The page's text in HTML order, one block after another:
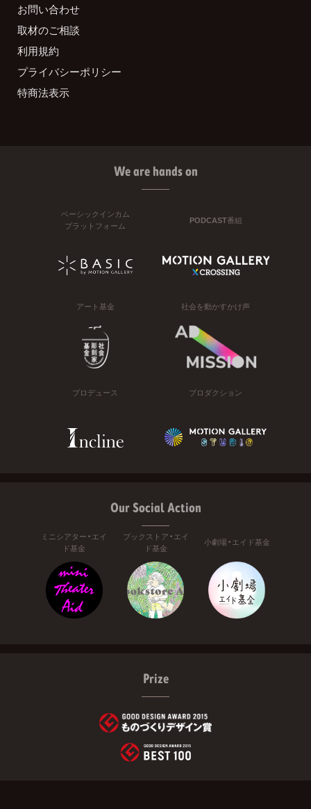
お問い合わせ
取材のご相談
利用規約
プライバシーポリシー
特商法表示
We are hands on
ベーシックインカム
プラットフォーム
PODCAST番組
アート基金 社会を動かすかけ声
プロデュース プロダクション
Our Social Action
ミニシアター・エイ
ド基金
ブックストア・エイ
ド基金
小劇場・エイド基金
Prize